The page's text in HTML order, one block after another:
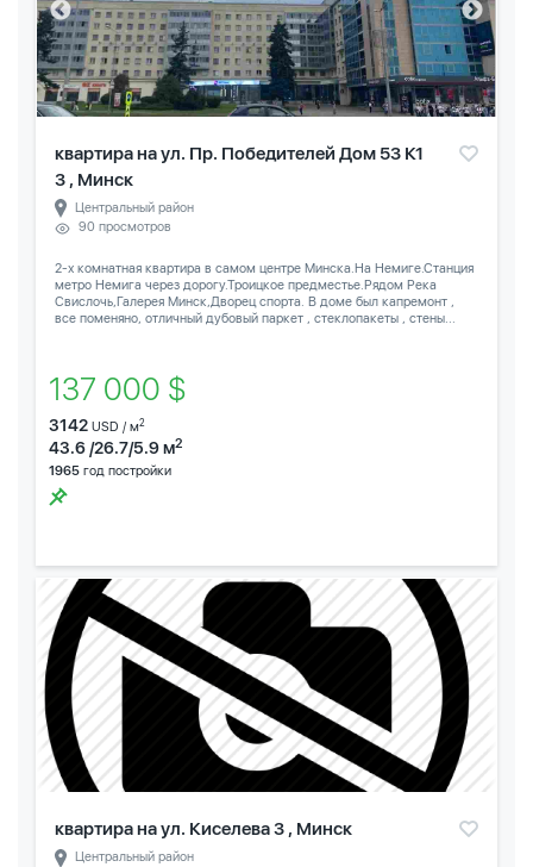
квартира на ул. Пр. Победителей Дом 53 К1
3 , Минск
Центральный район
90 просмотров
2-х комнатная квартира в самом центре Минска.На Немиге.Станция
метро Немига через дорогу.Троицкое предместье.Рядом Река
Свислочь,Галерея Минск,Дворец спорта. В доме был капремонт ,
все поменяно, отличный дубовый паркет , стеклопакеты , стены...
137 000 $
3142 USD / м2
43.6 /26.7/5.9 м2
1965 год постройки
квартира на ул. Киселева 3 , Минск
Центральный район